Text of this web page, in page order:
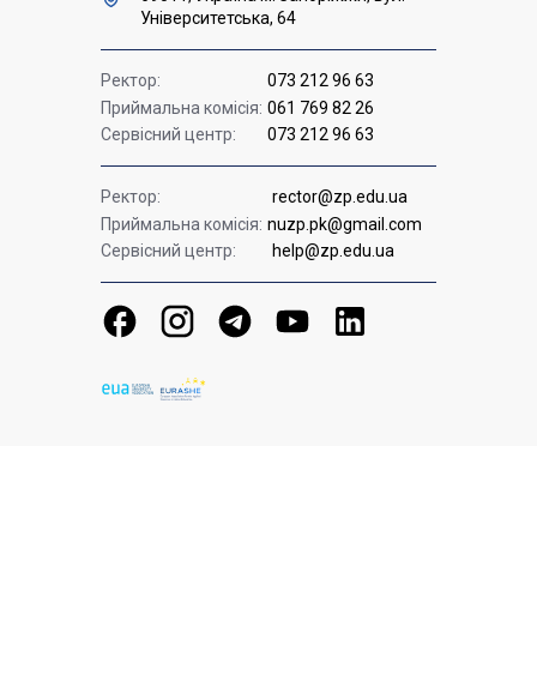
Університетська, 64
Ректор:
073 212 96 63
Приймальна комісія: 061 769 82 26
Сервісний центр:
073 212 96 63
Ректор:
rector@zp.edu.ua
Приймальна комісія: nuzp.pk@gmail.com
Сервісний центр:
help@zp.edu.ua